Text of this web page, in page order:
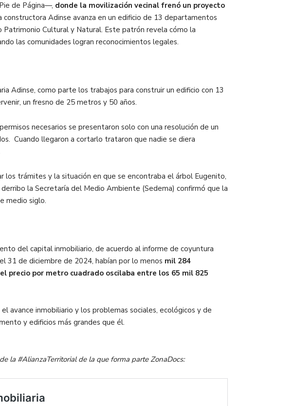
de Página—, donde la movilización vecinal frenó un proyecto
Adinse avanza en un edificio de 13 departamentos
Patrimonio Cultural y Natural. Este patrón revela cómo la
las comunidades logran reconocimientos legales.
Adinse, como parte los trabajos para construir un edificio con 13
un fresno de 25 metros y 50 años.
necesarios se presentaron solo con una resolución de un
Cuando llegaron a cortarlo trataron que nadie se diera
los trámites y la situación en que se encontraba el árbol Eugenito,
la Secretaría del Medio Ambiente (Sedema) confirmó que la
medio siglo.
del capital inmobiliario, de acuerdo al informe de coyuntura
31 de diciembre de 2024, habían por lo menos mil 284
precio por metro cuadrado oscilaba entre los 65 mil 825
avance inmobiliario y los problemas sociales, ecológicos y de
y edificios más grandes que él.
la #AlianzaTerritorial de la que forma parte ZonaDocs: